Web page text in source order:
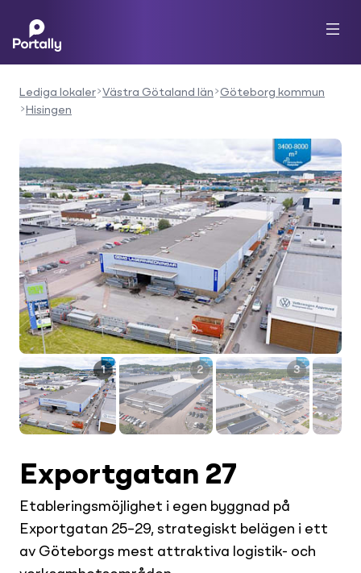
Lediga lokaler Västra Götaland län
Göteborg kommun
Hisingen
1 2 3
Exportgatan 27
Etableringsmöjlighet i egen byggnad på
Exportgatan 25–29, strategiskt belägen i ett
av Göteborgs mest attraktiva logistik- och